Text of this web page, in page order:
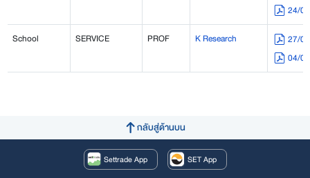
24/
School
SERVICE PROF K Research
27/
04/
กลับสู่ด้านบน
Settrade App SET App